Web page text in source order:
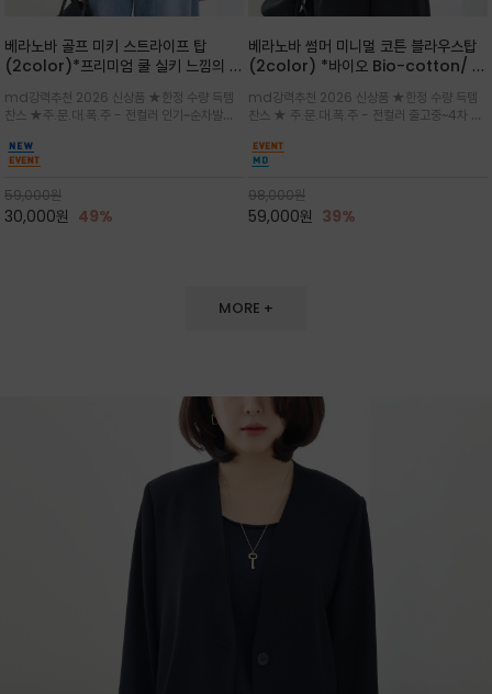
베라노바 골프 미키 스트라이프 탑
(2color)*프리미엄 쿨 실키 느낌의 폴
내 ★골프 미키티 포함 구매및 20만원
넘는 구매고객님께는 타이틀리스트 베라
노바 골프공 2피스 3구 증정(소진시 마
감)★
md강력추천 2026 신상품 ★한정 수량 득템
찬스 ★주.문.대.폭.주 - 전컬러 인기~순차발송
이프가 산뜻한 컬러감을 연출/안정감 있는 라운
드 넥라인과 여유있는 스탠다드 핏으로 여름내내
이쁘게 입으세요 ^^
59,000원
30,000원 49%
베라노바 썸머 미니멀 코튼 블라우스탑
(2color) *바이오 Bio-cotton/ 시
럼 편안하지만 블라우스처럼 단정한 무
드가 느껴지는 코튼 블라우스 탑
md강력추천 2026 신상품 ★한정 수량 득템
찬스 ★ 주.문.대.폭.주 - 전컬러 출고중~4차 리
볍게 퍼지는 박시한 실루엣과 크롭 기장이 하체
를 길어 보이게 해주며 와이드 팬츠와 셋업
98,000원
59,000원 39%
MORE +